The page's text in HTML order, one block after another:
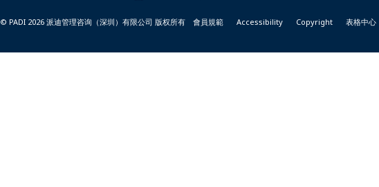
© PADI 2026 派迪管理咨询（深圳）有限公司 版权所有 會員規範 Accessibility Copyright 表格中心